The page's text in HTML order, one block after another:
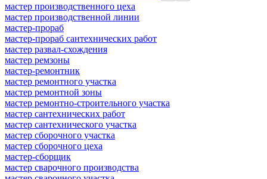
мастер производственного цеха
мастер производственной линии
мастер-прораб
мастер-прораб сантехнических работ
мастер развал-схождения
мастер ремзоны
мастер-ремонтник
мастер ремонтного участка
мастер ремонтной зоны
мастер ремонтно-строительного участка
мастер сантехнических работ
мастер сантехнического участка
мастер сборочного участка
мастер сборочного цеха
мастер-сборщик
мастер сварочного производства